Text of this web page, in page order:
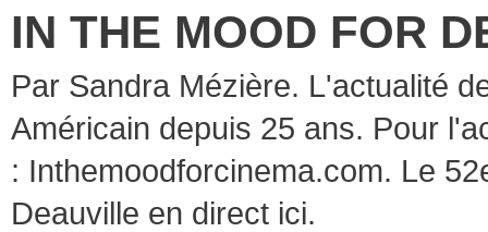
IN THE MOOD FOR
Par Sandra Mézière. L'actualité
Américain depuis 25 ans. Pour
: Inthemoodforcinema.com. Le
Deauville en direct ici.